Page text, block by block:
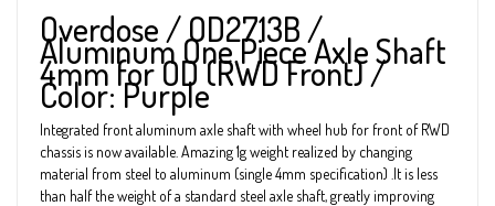
Overdose / OD2713B /
Aluminum One Piece Axle Shaft
4mm for OD (RWD Front) /
Color: Purple
Integrated front aluminum axle shaft with wheel hub for front of RWD
chassis is now available. Amazing 1g weight realized by changing
material from steel to aluminum (single 4mm specification) .It is less
than half the weight of a standard steel axle shaft, greatly improving